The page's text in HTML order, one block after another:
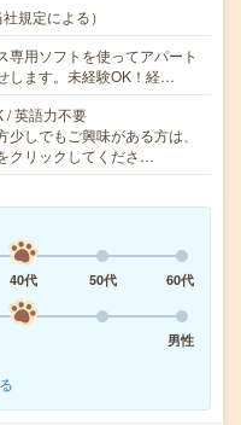
規定による）
専用ソフトを使ってアパート
します。未経験OK！経…
/ 英語力不要
しでもご興味がある方は、
クリックしてくださ…
40代 50代
60代
男性